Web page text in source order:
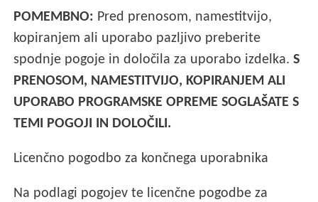
POMEMBNO: Pred prenosom, namestitvijo,
kopiranjem ali uporabo pazljivo preberite
spodnje pogoje in določila za uporabo izdelka.S
PRENOSOM, NAMESTITVIJO, KOPIRANJEM ALI
UPORABO PROGRAMSKE OPREME SOGLAŠATE S
TEMI POGOJI IN DOLOČILI.
Licenčno pogodbo za končnega uporabnika
Na podlagi pogojev te licenčne pogodbe za